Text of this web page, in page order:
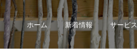
ホーム 新着情報 サービス